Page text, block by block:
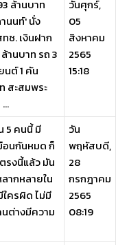
ล้านบาท
นนท์' นั่ง
ช. เงินฝาก
านบาท รถ 3
ต์ 1 คัน
สะสมพระ
วันศุกร์,
05
สิงหาคม
2565
15:18
5 คนนี้ มี
อนกันหมด ก็
รงนี้แล้ว มัน
ากหลายใน
ครผิด ไม่มี
ต่างมีความ
วัน
พฤหัสบดี,
28
กรกฎาคม
2565
08:19